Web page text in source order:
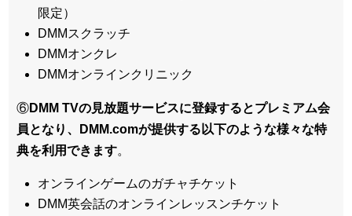
限定）
DMMスクラッチ
DMMオンクレ
DMMオンラインクリニック
⑥DMM TVの見放題サービスに登録するとプレミアム会
員となり、DMM.comが提供する以下のような様々な特
典を利用できます。
オンラインゲームのガチャチケット
DMM英会話のオンラインレッスンチケット